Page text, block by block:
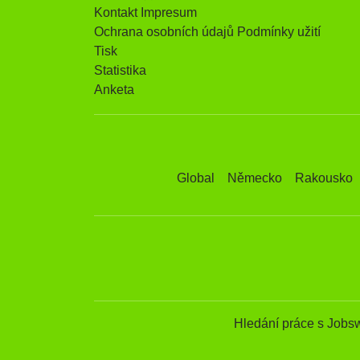
Kontakt Impresum
Ochrana osobních údajů Podmínky užití
Tisk
Statistika
Anketa
Global Německo Rakousko
Hledání práce s